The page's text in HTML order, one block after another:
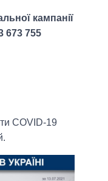
кампанії
673 755
COVID-19